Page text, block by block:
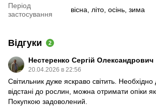
Період
застосування
вісна, літо, осінь, зима
Відгуки 2
Нестеренко Сергій Олександрович
20.04.2026 в 22:56
Cвітильник дуже яскраво світить.
відстані до рослин, можна отримати опіки як
Покупкою задоволений.